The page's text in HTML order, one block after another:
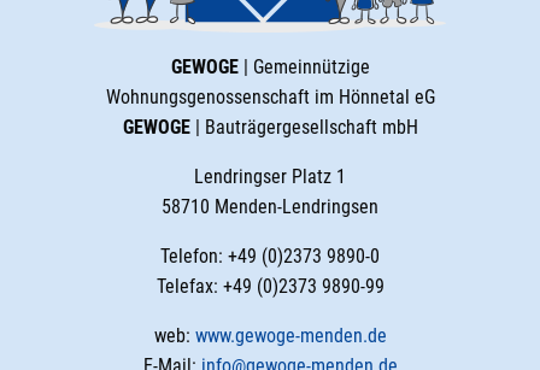
GEWOGE| Gemeinnützige
Wohnungsgenossenschaft im Hönnetal eG
GEWOGE| Bauträgergesellschaft mbH
Lendringser Platz 1
58710 Menden-Lendringsen
Telefon: +49 (0)2373 9890-0
Telefax: +49 (0)2373 9890-99
web: www.gewoge-menden.de